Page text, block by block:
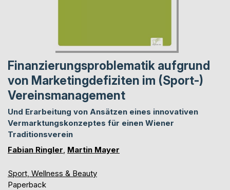
Finanzierungsproblematik aufgrund
von Marketingdefiziten im (Sport-)
Vereinsmanagement
Und Erarbeitung von Ansätzen eines innovativen
Vermarktungskonzeptes für einen Wiener
Traditionsverein
Fabian Ringler Martin Mayer
Sport, Wellness & Beauty
Paperback